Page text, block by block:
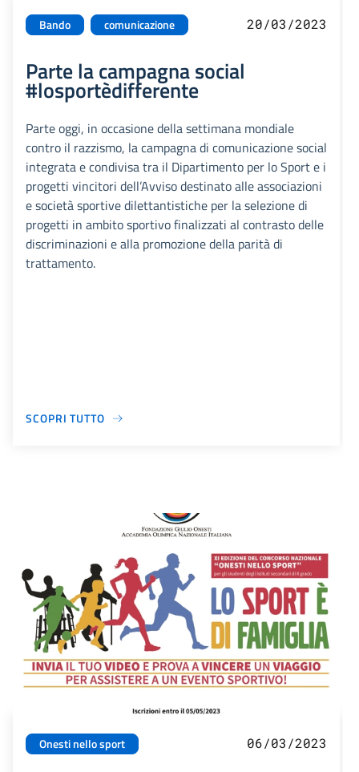
Bando comunicazione 20/03/2023
Parte la campagna social
#losportèdifferente
Parte oggi, in occasione della settimana mondiale
contro il razzismo, la campagna di comunicazione social
integrata e condivisa tra il Dipartimento per lo Sport e i
progetti vincitori dell’Avviso destinato alle associazioni
e società sportive dilettantistiche per la selezione di
progetti in ambito sportivo finalizzati al contrasto delle
discriminazioni e alla promozione della parità di
trattamento.
SCOPRI TUTTO
Onesti nello sport 06/03/2023